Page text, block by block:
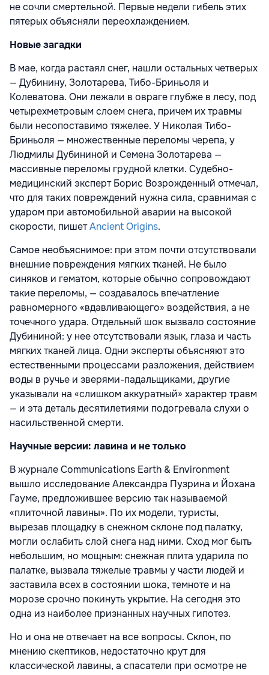
не сочли смертельной. Первые недели гибель этих
пятерых объясняли переохлаждением.
Новые загадки
В мае, когда растаял снег, нашли остальных четверых
— Дубинину, Золотарева, Тибо-Бриньоля и
Колеватова. Они лежали в овраге глубже в лесу, под
четырехметровым слоем снега, причем их травмы
были несопоставимо тяжелее. У Николая Тибо-
Бриньоля — множественные переломы черепа, у
Людмилы Дубининой и Семена Золотарева —
массивные переломы грудной клетки. Судебно-
медицинский эксперт Борис Возрожденный отмечал,
что для таких повреждений нужна сила, сравнимая с
ударом при автомобильной аварии на высокой
скорости, пишетAncient Origins.
Самое необъяснимое: при этом почти отсутствовали
внешние повреждения мягких тканей. Не было
синяков и гематом, которые обычно сопровождают
такие переломы, — создавалось впечатление
равномерного «вдавливающего» воздействия, а не
точечного удара. Отдельный шок вызвало состояние
Дубининой: у нее отсутствовали язык, глаза и часть
мягких тканей лица. Одни эксперты объясняют это
естественными процессами разложения, действием
воды в ручье и зверями-падальщиками, другие
указывали на «слишком аккуратный» характер травм
— и эта деталь десятилетиями подогревала слухи о
насильственной смерти.
Научные версии: лавина и не только
В журнале Communications Earth & Environment
вышло исследование Александра Пузрина и Йохана
Гауме, предложившее версию так называемой
«плиточной лавины». По их модели, туристы,
вырезав площадку в снежном склоне под палатку,
могли ослабить слой снега над ними. Сход мог быть
небольшим, но мощным: снежная плита ударила по
палатке, вызвала тяжелые травмы у части людей и
заставила всех в состоянии шока, темноте и на
морозе срочно покинуть укрытие. На сегодня это
одна из наиболее признанных научных гипотез.
Но и она не отвечает на все вопросы. Склон, по
мнению скептиков, недостаточно крут для
классической лавины, а спасатели при осмотре не